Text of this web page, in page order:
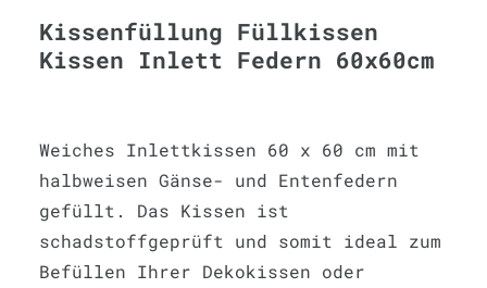
Kissenfüllung Füllkissen
Kissen Inlett Federn 60x60cm
Weiches Inlettkissen 60 x 60 cm mit
halbweisen Gänse- und Entenfedern
gefüllt. Das Kissen ist
schadstoffgeprüft und somit ideal zum
Befüllen Ihrer Dekokissen oder